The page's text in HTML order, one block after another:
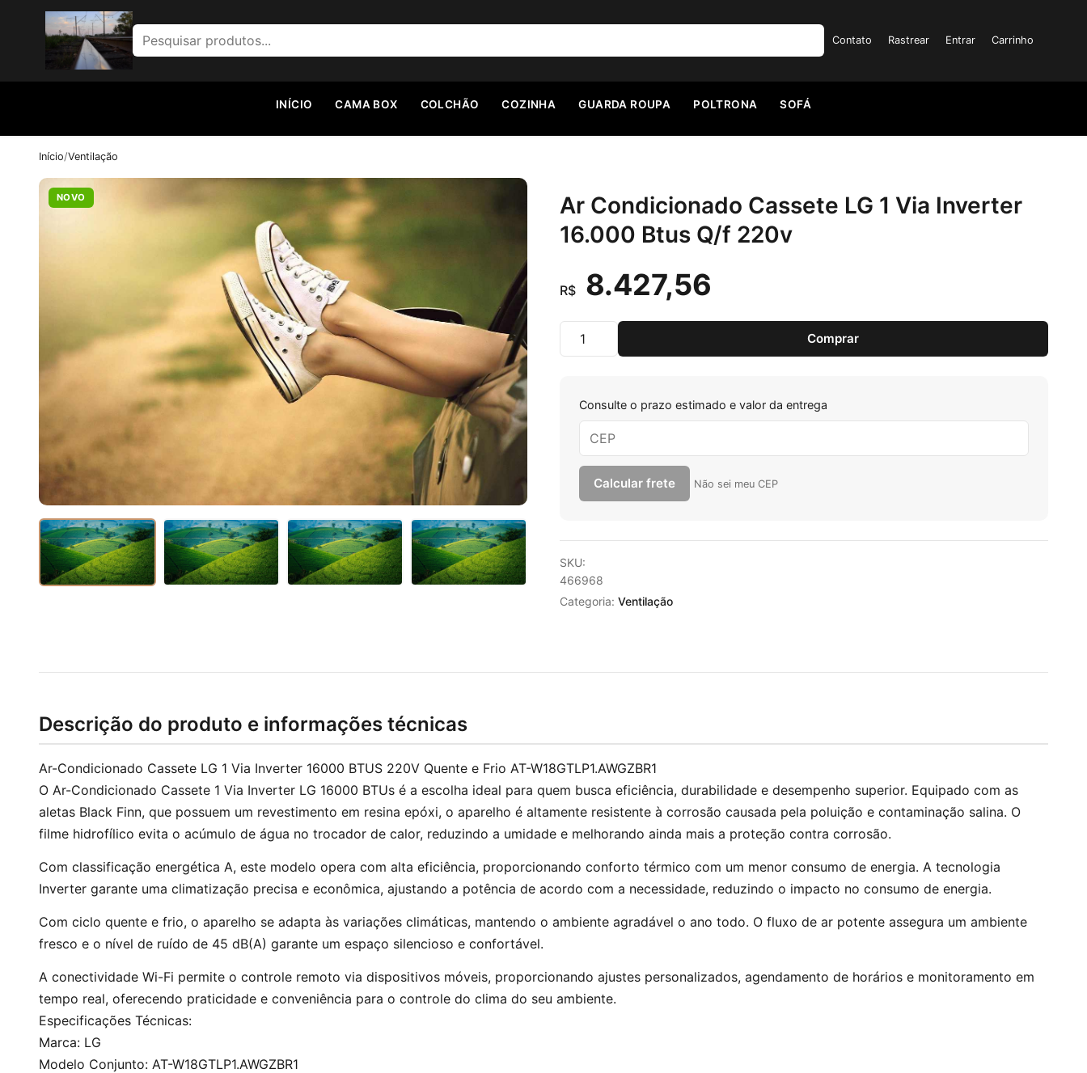
Pesquisar por: Contato Rastrear Entrar Carrinho
INÍCIO CAMA BOX COLCHÃO COZINHA GUARDA ROUPA POLTRONA SOFÁ
Início/Ventilação
NOVO
Ar Condicionado Cassete LG 1 Via Inverter
16.000 Btus Q/f 220v
R$ 8.427,56
Quantidade
Comprar
Consulte o prazo estimado e valor da entrega
Calcular frete Não sei meu CEP
SKU:
466968
Categoria: Ventilação
Descrição do produto e informações técnicas
Ar-Condicionado Cassete LG 1 Via Inverter 16000 BTUS 220V Quente e Frio AT-W18GTLP1.AWGZBR1
O Ar-Condicionado Cassete 1 Via Inverter LG 16000 BTUs é a escolha ideal para quem busca eficiência, durabilidade e desempenho superior. Equipado com as
aletas Black Finn, que possuem um revestimento em resina epóxi, o aparelho é altamente resistente à corrosão causada pela poluição e contaminação salina. O
filme hidrofílico evita o acúmulo de água no trocador de calor, reduzindo a umidade e melhorando ainda mais a proteção contra corrosão.
Com classificação energética A, este modelo opera com alta eficiência, proporcionando conforto térmico com um menor consumo de energia. A tecnologia
Inverter garante uma climatização precisa e econômica, ajustando a potência de acordo com a necessidade, reduzindo o impacto no consumo de energia.
Com ciclo quente e frio, o aparelho se adapta às variações climáticas, mantendo o ambiente agradável o ano todo. O fluxo de ar potente assegura um ambiente
fresco e o nível de ruído de 45 dB(A) garante um espaço silencioso e confortável.
A conectividade Wi-Fi permite o controle remoto via dispositivos móveis, proporcionando ajustes personalizados, agendamento de horários e monitoramento em
tempo real, oferecendo praticidade e conveniência para o controle do clima do seu ambiente.
Especificações Técnicas:
Marca: LG
Modelo Conjunto: AT-W18GTLP1.AWGZBR1